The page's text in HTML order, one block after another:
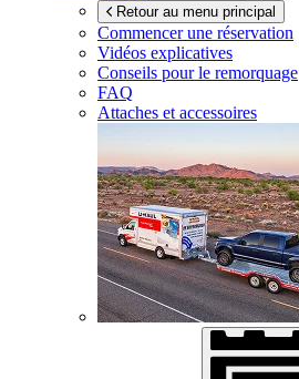
Retour au menu principal
Commencer une réservation
Vidéos explicatives
Conseils pour le remorquage
FAQ
Attaches et accessoires